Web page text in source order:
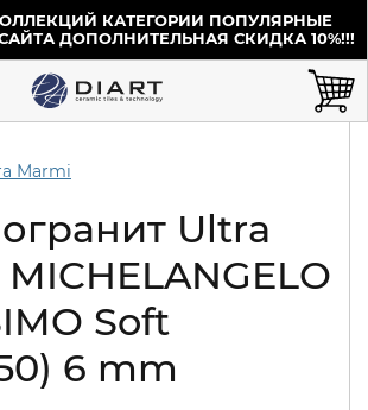
КАТЕГОРИИ ПОПУЛЯРНЫЕ
ДОПОЛНИТЕЛЬНАЯ СКИДКА 10%!!!
Marmi
Ultra
Soft
6 mm